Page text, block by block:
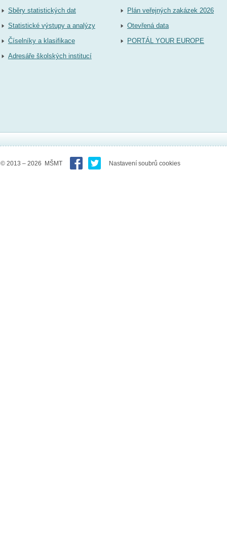
Sběry statistických dat
Statistické výstupy a analýzy
Číselníky a klasifikace
Adresáře školských institucí
Plán veřejných zakázek 2026
Otevřená data
PORTÁL YOUR EUROPE
© 2013 – 2026 MŠMT Nastavení soubrů cookies